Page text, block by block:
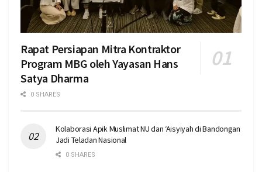
Rapat Persiapan Mitra Kontraktor
Program MBG oleh Yayasan Hans
Satya Dharma
0 SHARES
Kolaborasi Apik Muslimat NU dan ‘Aisyiyah di Bandongan
Jadi Teladan Nasional
0 SHARES